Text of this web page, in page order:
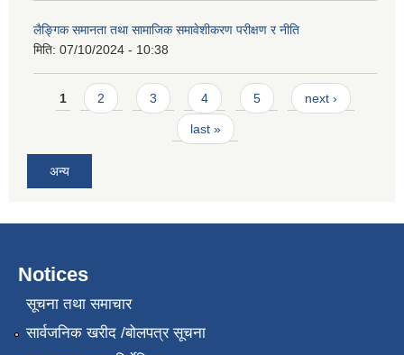
लैङ्गिक समानता तथा सामाजिक समावेशीकरण परीक्षण र नीति
मिति: 07/10/2024 - 10:38
Pages
1 2 3 4 5 next ›
last »
अन्य
Notices
सूचना तथा समाचार
सार्वजनिक खरीद /बोलपत्र सूचना